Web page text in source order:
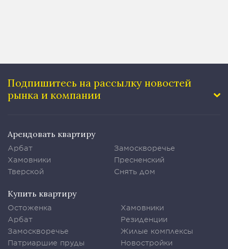
Подпишитесь на рассылку новостей
рынка и компании
Арендовать квартиру
Арбат
Хамовники
Тверской
Замоскворечье
Пресненский
Снять дом
Купить квартиру
Остоженка
Арбат
Замоскворечье
Патриаршие пруды
Хамовники
Резиденции
Жилые комплексы
Новостройки